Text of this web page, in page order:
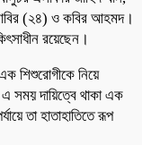
(২৪) ও কবির আহমদ।
রয়েছেন।
শিশুরোগীকে নিয়ে
সময় দায়িত্বে থাকা এক
তা হাতাহাতিতে রূপ